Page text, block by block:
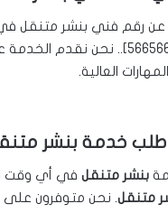
رقم فني بنشر متنقل
العالية.
خدمة بنشر
بنشر متنقل
متنقل. نحن متوفرون على مدار 24 ساعة ونحرص على تلبية طلبات العملاء في